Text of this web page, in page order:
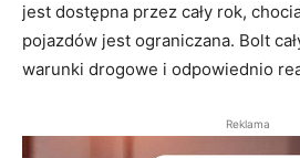
jest dostępna przez cały rok,
pojazdów jest ograniczana. Bolt
warunki drogowe i odpowiednio
Reklama